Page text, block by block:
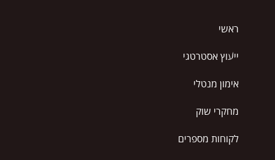
ראשי
ייעוץ אסטרטגי
אימון מנטלי
מחקרי שוק
לקוחות מספרים